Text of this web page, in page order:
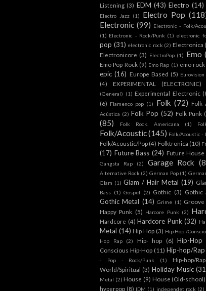
Listening (3) EDM (43) Electro (14)
Electro Jazz (1) Electro Pop
Electronic (99) Electronic - Folk/
(1) Electronic - Rock/Punk (1) electronic
pop (31) electronic rock (2) Electronica
Electronicore (3) ElectroPop (1) Emo
Emo Pop Rock (9) Emo Rap (1) emo rock
epic (16) Europe Based (5) Eurovision
(4)
EXPERIMENTAL (ELECTRONIC)
(General) (1) Experimental Electronic
(6) Flamenco pop (1) Folk (72) Folk
Acústica (2) Folk Pop (52) Folk Punk
(85)
Folk Rock. Americana (1)
Folk/Acoustic(145) Folk/Acoustic -
Folk/Acoustic/Pop (4) Folktronica (10)
(17) Future Bass (24) Future House
Gangsta Rap
(2) Garage Rock
Alternative Rock (2) German Pop (1)
Glam (1) Glam / Hair Metal (19)
Bass (1) Gospel (2) Gothic (3) Gothic
Gothic Metal (14) Grime (1) Groove
Happy Punk (5) Harcore Punk (2)
Hardcore (4) Hardcore Punk (32)
Metal (14) Hip Hop (3) Hip Hop /
Hop Rap
(2) Hip- hop (6) Hip-Hop
Conscious Hip-Hop (11) Hip-hop/Rap
- Pop - Rock/Punk
(1)
Hip-hop/
World/Spiritual (3) Holiday Music
Metal (2) House (9) House (Old-school)
hyperpop (8) IDM (1) independet rock (2)